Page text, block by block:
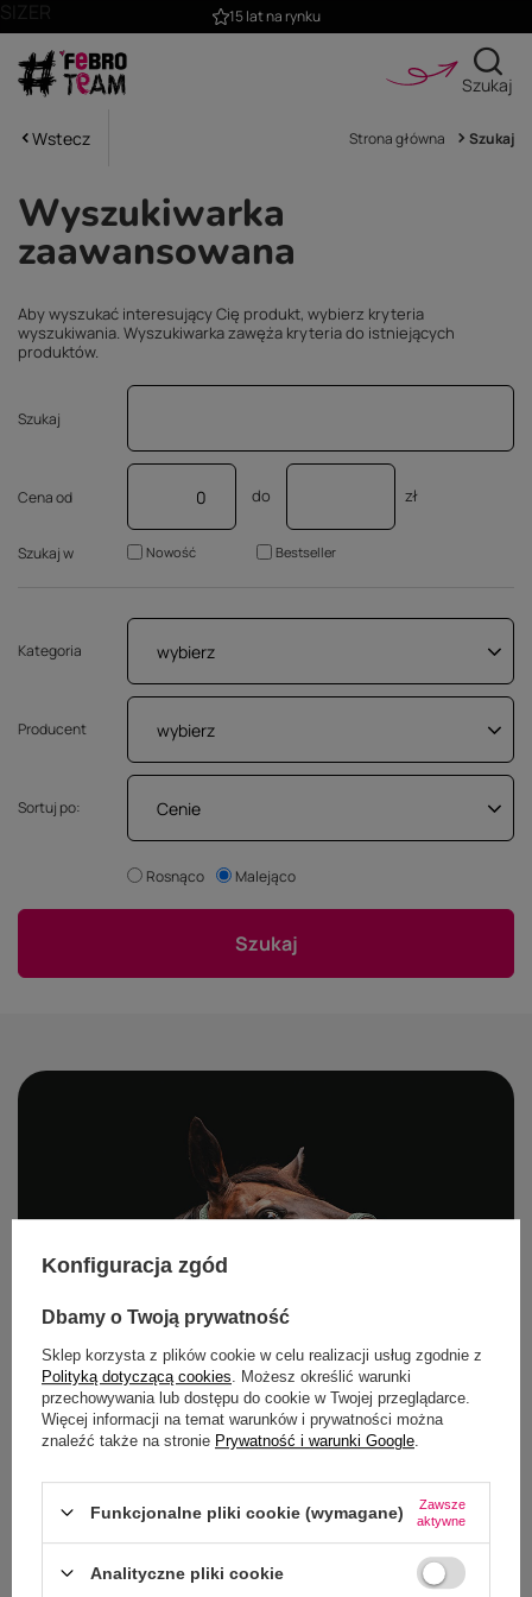
15 lat na rynku
Szukaj
Wstecz Strona główna Szukaj
Wyszukiwarka
zaawansowana
Aby wyszukać interesujący Cię produkt, wybierz kryteria
wyszukiwania. Wyszukiwarka zawęża kryteria do istniejących
produktów.
Szukaj
Cena od do zł
Szukaj w Nowość Bestseller
Kategoria wybierz
Producent wybierz
Sortuj po: Cenie
Rosnąco Malejąco
Szukaj
Konfiguracja zgód
Dbamy o Twoją prywatność
Sklep korzysta z plików cookie w celu realizacji usług zgodnie z
Polityką dotyczącą cookies . Możesz określić warunki
przechowywania lub dostępu do cookie w Twojej przeglądarce.
Więcej informacji na temat warunków i prywatności można
znaleźć także na stronie Prywatność i warunki Google
Funkcjonalne pliki cookie (wymagane)
Zawsze
aktywne
Analityczne pliki cookie